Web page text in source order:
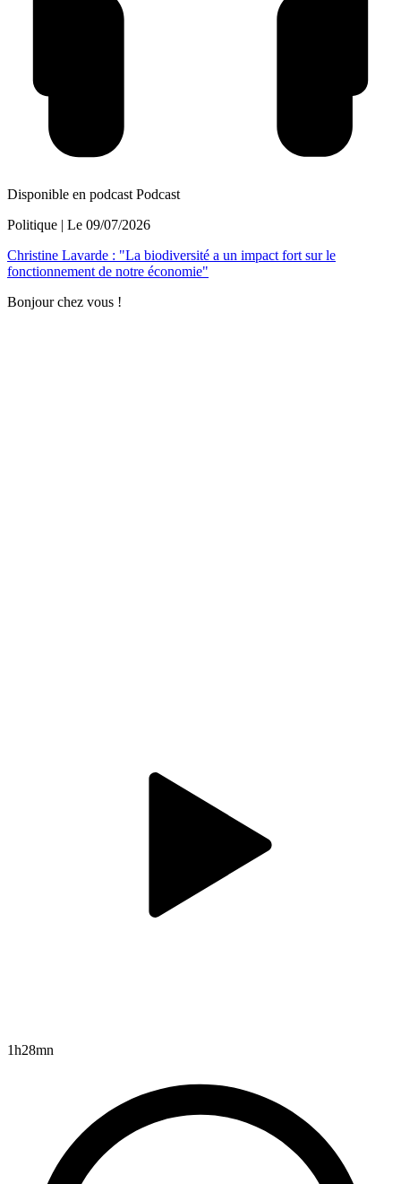
Disponible en podcast Podcast
Politique | Le 09/07/2026
Christine Lavarde : "La biodiversité a un impact fort sur le
fonctionnement de notre économie"
Bonjour chez vous !
1h28mn